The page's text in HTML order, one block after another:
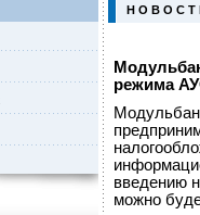
Н О В О С Т
режима
введению
можно